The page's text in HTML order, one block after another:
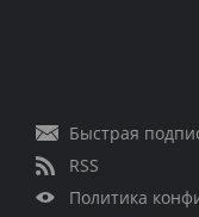
Быстрая
RSS
Политика